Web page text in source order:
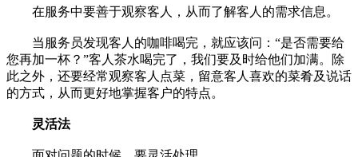
在服务中要善于观察客人，从而了解客人的需求信息。
当服务员发现客人的咖啡喝完，就应该问：“是否需要给
您再加一杯？”客人茶水喝完了，我们要及时给他们加满。除
此之外，还要经常观察客人点菜，留意客人喜欢的菜肴及说话
的方式，从而更好地掌握客户的特点。
灵活法